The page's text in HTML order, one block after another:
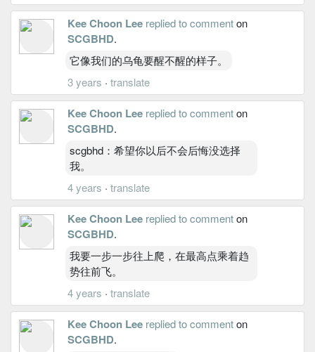
Kee Choon Lee replied to commenton
SCGBHD.
它像我们的乌龟要醒不醒的样子。
3 years · translate
Kee Choon Lee replied to commenton
SCGBHD.
scgbhd：希望你以后不会后悔没选择
我。
4 years · translate
Kee Choon Lee replied to commenton
SCGBHD.
我要一步一步往上爬，在最高点乘着趋
势往前飞。
4 years · translate
Kee Choon Lee replied to commenton
SCGBHD.